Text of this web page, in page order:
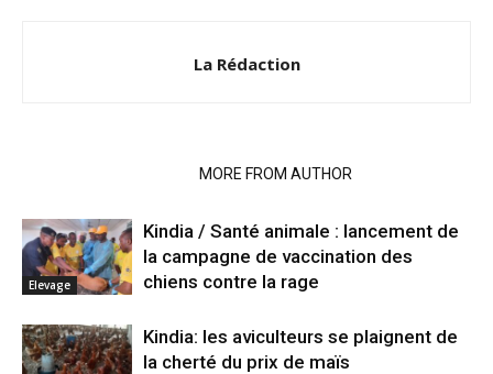
La Rédaction
MORE FROM AUTHOR
Elevage
Kindia / Santé animale : lancement de
la campagne de vaccination des
chiens contre la rage
Kindia: les aviculteurs se plaignent de
la cherté du prix de maïs